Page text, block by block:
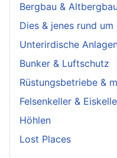
Bergbau &
Dies & jenes rund um
Unterirdische
Bunker & Luftschutz
Rüstungsbetriebe &
Felsenkeller &
Höhlen
Lost Places